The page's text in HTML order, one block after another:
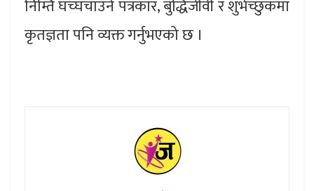
निम्ति घच्घचाउने पत्रकार, बुद्धिजीवी र शुभेच्छुकमा
कृतज्ञता पनि व्यक्त गर्नुभएको छ ।